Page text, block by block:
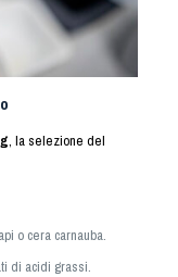
, la selezione del
o cera carnauba.
di acidi grassi.